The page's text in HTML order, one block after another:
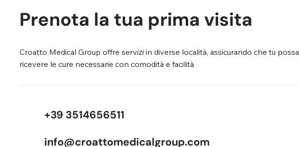
Prenota la tua prima visita
Croatto Medical Group offre servizi in diverse località, assicurando che tu possa
ricevere le cure necessarie con comodità e facilità
+39 3514656511
info@croattomedicalgroup.com